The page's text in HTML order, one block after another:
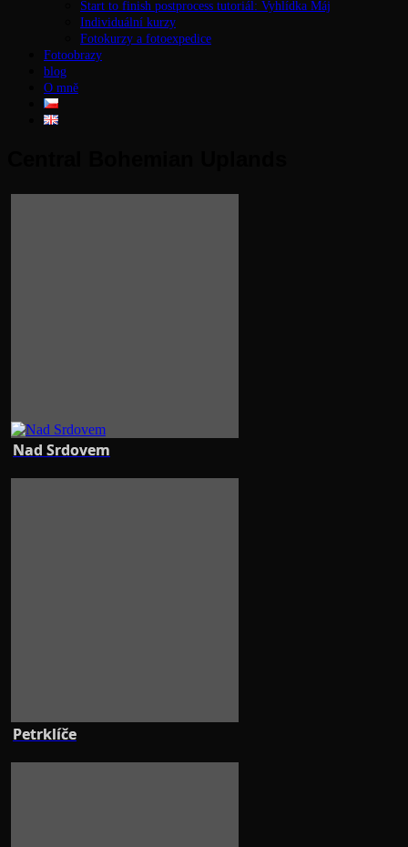
Start to finish postprocess tutoriál: Vyhlídka Máj
Individuální kurzy
Fotokurzy a fotoexpedice
Fotoobrazy
blog
O mně
Nad Srdovem
Petrklíče